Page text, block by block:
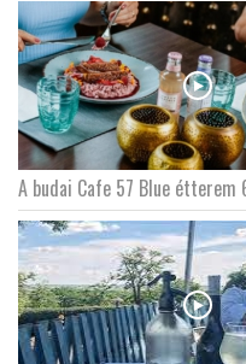
A budai Cafe 57 Blue